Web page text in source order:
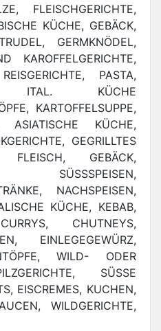
FLEISCHGERICHTE,
KÜCHE, GEBÄCK,
GERMKNÖDEL,
KAROFFELGERICHTE,
PASTA,
ITAL. KÜCHE
KARTOFFELSUPPE,
ASIATISCHE KÜCHE,
GEGRILLTES
FLEISCH, GEBÄCK,
SÜSSSPEISEN,
NACHSPEISEN,
KÜCHE, KEBAB,
CHUTNEYS,
EINLEGEGEWÜRZ,
WILD- ODER
SÜSSE
EISCREMES, KUCHEN,
WILDGERICHTE,